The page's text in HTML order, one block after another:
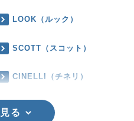
LOOK（ルック）
SCOTT（スコット）
CINELLI（チネリ）
る